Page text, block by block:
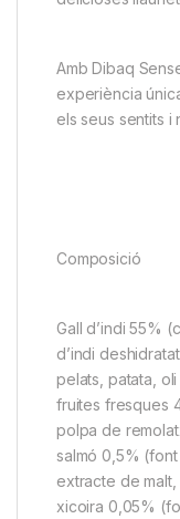
Amb Dibaq
experiència
els seus sentits i
Composició
Gall d’indi 55%
d’indi
pelats, patata,
fruites fresques
polpa de
salmó 0,5% (font
extracte de
xicoira 0,05%